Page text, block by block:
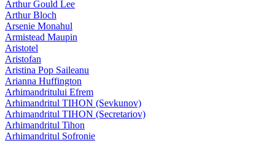
Arthur Gould Lee
Arthur Bloch
Arsenie Monahul
Armistead Maupin
Aristotel
Aristofan
Aristina Pop Saileanu
Arianna Huffington
Arhimandritului Efrem
Arhimandritul TIHON (Sevkunov)
Arhimandritul TIHON (Secretariov)
Arhimandritul Tihon
Arhimandritul Sofronie